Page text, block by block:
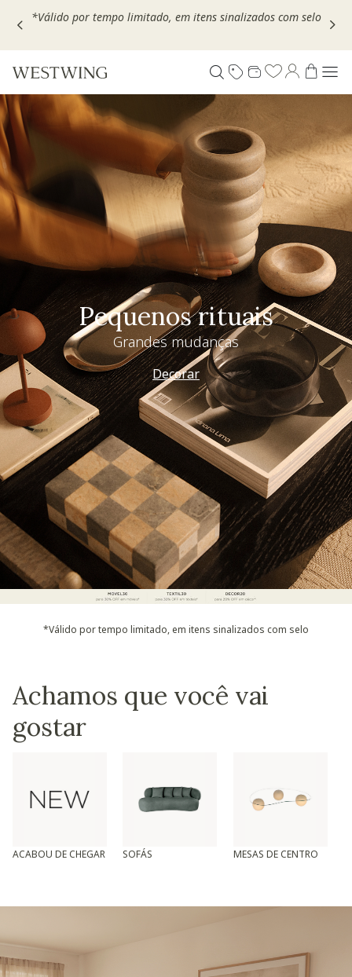
Escolha seu VOUCHER e ganhe até 30% OFF*: useMOVEL30,
Pequenos rituais
Grandes mudanças
Decorar
*Válido por tempo limitado, em itens sinalizados com selo
Achamos que você vai
gostar
ACABOU DE CHEGAR SOFÁS MESAS DE CENTRO